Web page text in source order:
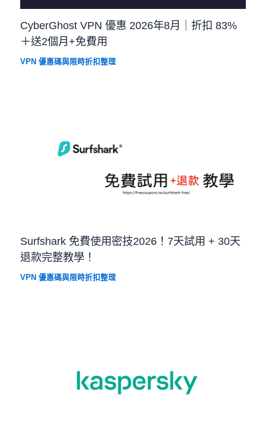
CyberGhost VPN 優惠 2026年8月｜折扣 83%
＋送2個月+免費用
VPN 優惠碼與限時折扣整理
Surfshark 免費使用密技2026！7天試用 + 30天
退款完整教學！
VPN 優惠碼與限時折扣整理